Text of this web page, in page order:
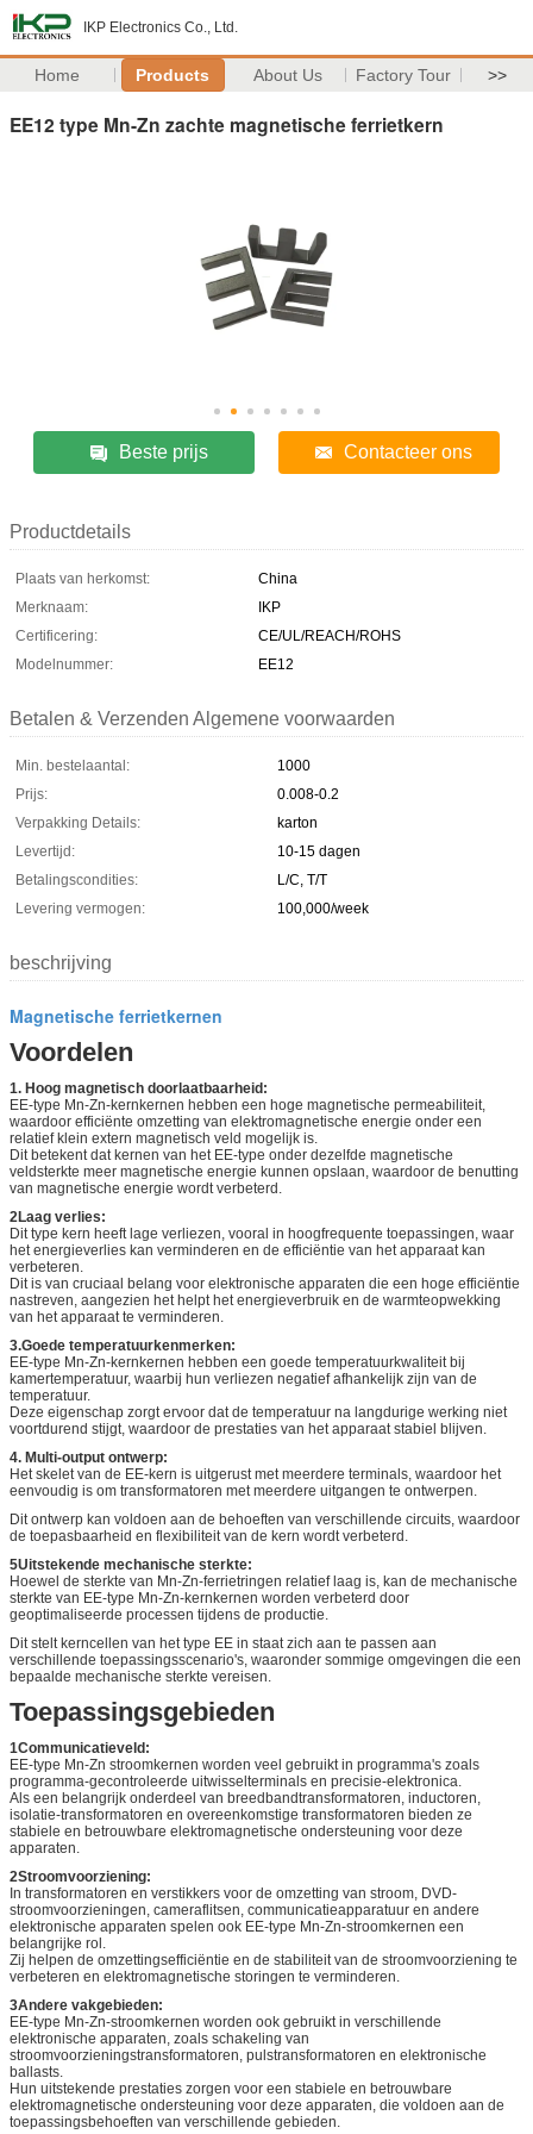
IKP Electronics Co., Ltd.
Home Products About Us Factory Tour >>
EE12 type Mn-Zn zachte magnetische ferrietkern
Beste prijs Contacteer ons
Productdetails
Plaats van herkomst:
China
Merknaam:
IKP
Certificering:
CE/UL/REACH/ROHS
Modelnummer:
EE12
Betalen & Verzenden Algemene voorwaarden
Min. bestelaantal:
1000
Prijs:
0.008-0.2
Verpakking Details:
karton
Levertijd:
10-15 dagen
Betalingscondities:
L/C, T/T
Levering vermogen:
100,000/week
beschrijving
Magnetische ferrietkernen
Voordelen
1. Hoog magnetisch doorlaatbaarheid:
EE-type Mn-Zn-kernkernen hebben een hoge magnetische permeabiliteit,
waardoor efficiënte omzetting van elektromagnetische energie onder een
relatief klein extern magnetisch veld mogelijk is.
Dit betekent dat kernen van het EE-type onder dezelfde magnetische
veldsterkte meer magnetische energie kunnen opslaan, waardoor de benutting
van magnetische energie wordt verbeterd.
2Laag verlies:
Dit type kern heeft lage verliezen, vooral in hoogfrequente toepassingen, waar
het energieverlies kan verminderen en de efficiëntie van het apparaat kan
verbeteren.
Dit is van cruciaal belang voor elektronische apparaten die een hoge efficiëntie
nastreven, aangezien het helpt het energieverbruik en de warmteopwekking
van het apparaat te verminderen.
3.Goede temperatuurkenmerken:
EE-type Mn-Zn-kernkernen hebben een goede temperatuurkwaliteit bij
kamertemperatuur, waarbij hun verliezen negatief afhankelijk zijn van de
temperatuur.
Deze eigenschap zorgt ervoor dat de temperatuur na langdurige werking niet
voortdurend stijgt, waardoor de prestaties van het apparaat stabiel blijven.
4. Multi-output ontwerp:
Het skelet van de EE-kern is uitgerust met meerdere terminals, waardoor het
eenvoudig is om transformatoren met meerdere uitgangen te ontwerpen.
Dit ontwerp kan voldoen aan de behoeften van verschillende circuits, waardoor
de toepasbaarheid en flexibiliteit van de kern wordt verbeterd.
5Uitstekende mechanische sterkte:
Hoewel de sterkte van Mn-Zn-ferrietringen relatief laag is, kan de mechanische
sterkte van EE-type Mn-Zn-kernkernen worden verbeterd door
geoptimaliseerde processen tijdens de productie.
Dit stelt kerncellen van het type EE in staat zich aan te passen aan
verschillende toepassingsscenario's, waaronder sommige omgevingen die een
bepaalde mechanische sterkte vereisen.
Toepassingsgebieden
1Communicatieveld:
EE-type Mn-Zn stroomkernen worden veel gebruikt in programma's zoals
programma-gecontroleerde uitwisselterminals en precisie-elektronica.
Als een belangrijk onderdeel van breedbandtransformatoren, inductoren,
isolatie-transformatoren en overeenkomstige transformatoren bieden ze
stabiele en betrouwbare elektromagnetische ondersteuning voor deze
apparaten.
2Stroomvoorziening:
In transformatoren en verstikkers voor de omzetting van stroom, DVD-
stroomvoorzieningen, cameraflitsen, communicatieapparatuur en andere
elektronische apparaten spelen ook EE-type Mn-Zn-stroomkernen een
belangrijke rol.
Zij helpen de omzettingsefficiëntie en de stabiliteit van de stroomvoorziening te
verbeteren en elektromagnetische storingen te verminderen.
3Andere vakgebieden:
EE-type Mn-Zn-stroomkernen worden ook gebruikt in verschillende
elektronische apparaten, zoals schakeling van
stroomvoorzieningstransformatoren, pulstransformatoren en elektronische
ballasts.
Hun uitstekende prestaties zorgen voor een stabiele en betrouwbare
elektromagnetische ondersteuning voor deze apparaten, die voldoen aan de
toepassingsbehoeften van verschillende gebieden.